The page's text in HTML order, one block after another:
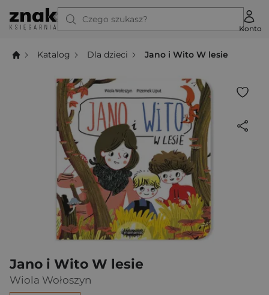
Czego szukasz?
Konto
Katalog Dla dzieci Jano i Wito W lesie
Jano i Wito W lesie
Wiola Wołoszyn